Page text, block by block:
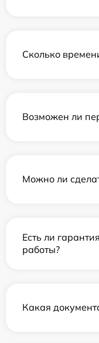
Сколько
Возможен ли
Можно ли
Есть ли
работы?
Какая